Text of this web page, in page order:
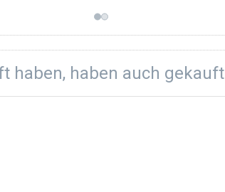
haben, haben auch gekauft